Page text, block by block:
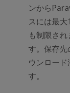
ンから
スには最
も制限さ
す。保存
ウンロー
す。